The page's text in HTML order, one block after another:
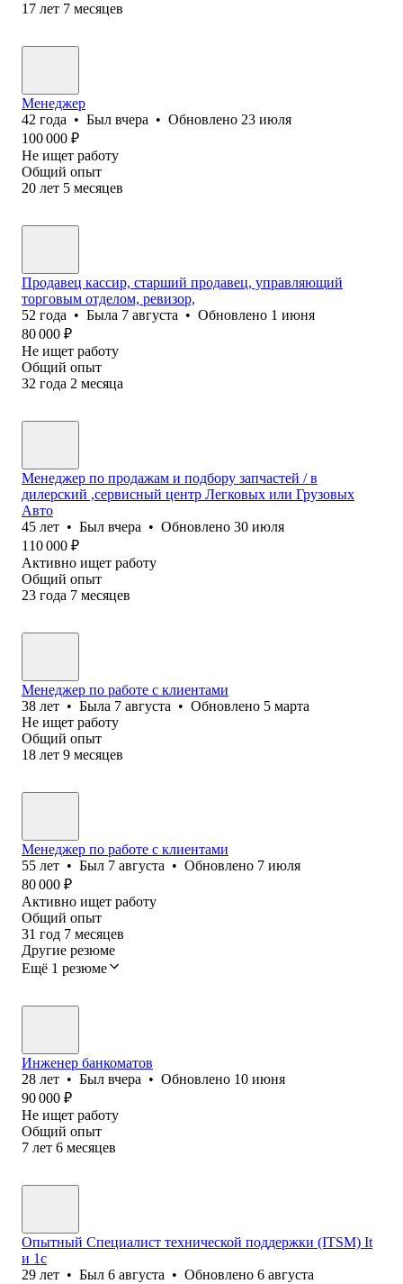
17 лет 7 месяцев
Менеджер
42 года • Был вчера • Обновлено 23 июля
100 000 ₽
Не ищет работу
Общий опыт
20 лет 5 месяцев
Продавец кассир, старший продавец, управляющий
торговым отделом, ревизор,
52 года • Была 7 августа • Обновлено 1 июня
80 000 ₽
Не ищет работу
Общий опыт
32 года 2 месяца
Менеджер по продажам и подбору запчастей / в
дилерский ,сервисный центр Легковых или Грузовых
Авто
45 лет • Был вчера • Обновлено 30 июля
110 000 ₽
Активно ищет работу
Общий опыт
23 года 7 месяцев
Менеджер по работе с клиентами
38 лет • Была 7 августа • Обновлено 5 марта
Не ищет работу
Общий опыт
18 лет 9 месяцев
Менеджер по работе с клиентами
55 лет • Был 7 августа • Обновлено 7 июля
80 000 ₽
Активно ищет работу
Общий опыт
31 год 7 месяцев
Другие резюме
Ещё 1 резюме
Инженер банкоматов
28 лет • Был вчера • Обновлено 10 июня
90 000 ₽
Не ищет работу
Общий опыт
7 лет 6 месяцев
Опытный Специалист технической поддержки (ITSM) It
и 1с
29 лет • Был 6 августа • Обновлено 6 августа